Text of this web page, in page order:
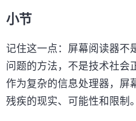
小节
记住这一点：屏幕阅读器不
问题的方法，不是技术社会
作为复杂的信息处理器，屏
残疾的现实、可能性和限制。